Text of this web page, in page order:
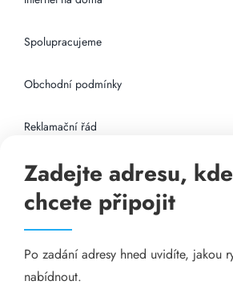
Spolupracujeme
Obchodní podmínky
Reklamační řád
Připojení k internetu
Odkazy
Katalog A-seznam.cz
Zadejte adresu,
chcete připojit
Po zadání adresy hned uvidíte, jakou
nabídnout.